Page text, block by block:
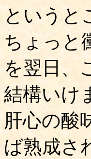
というと
ちょっと
を翌日、
結構いけ
肝心の酸
ば熟成さ